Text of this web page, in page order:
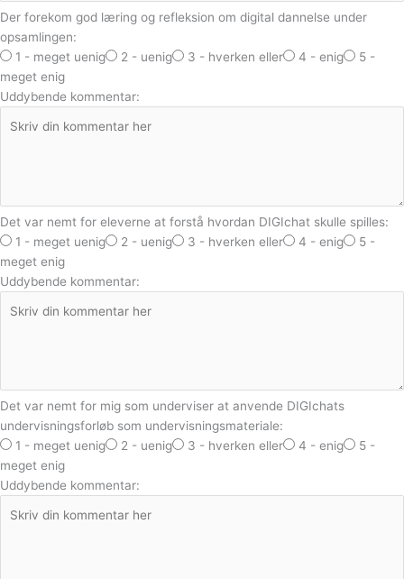
Der forekom god læring og refleksion om digital dannelse under
opsamlingen:
1 - meget uenig
2 - uenig 3 - hverken eller 4 - enig
5 -
meget enig
Uddybende kommentar:
Det var nemt for eleverne at forstå hvordan DIGIchat skulle spilles:
1 - meget uenig
2 - uenig 3 - hverken eller 4 - enig
5 -
meget enig
Uddybende kommentar:
Det var nemt for mig som underviser at anvende DIGIchats
undervisningsforløb som undervisningsmateriale:
1 - meget uenig
2 - uenig 3 - hverken eller 4 - enig
5 -
meget enig
Uddybende kommentar: